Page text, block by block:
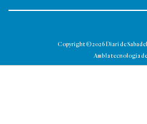
Copyright © 2026 Diari de
Amb la tecnologia de